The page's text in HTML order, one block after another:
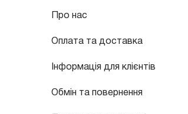
Про нас
Оплата та доставка
Інформація для клієнтів
Обмін та повернення